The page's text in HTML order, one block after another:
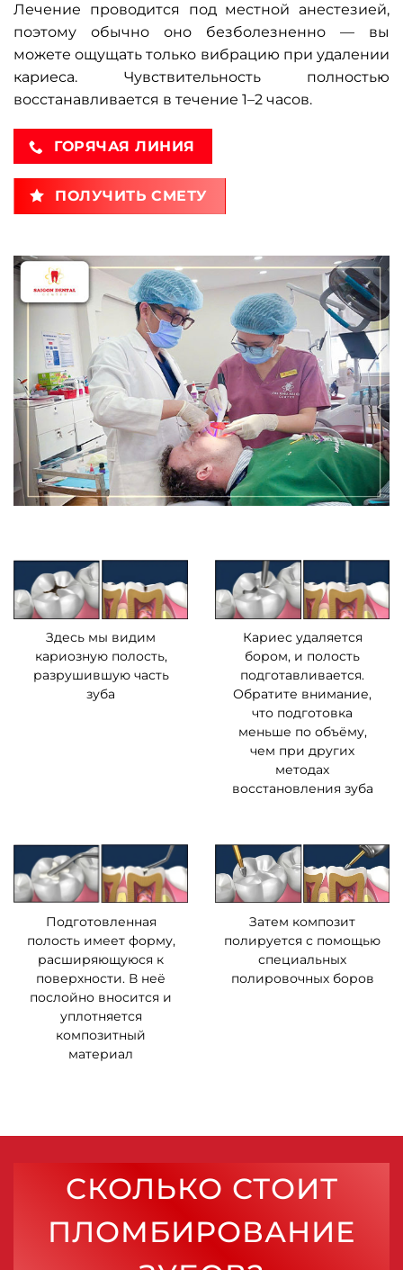
Лечение проводится под местной анестезией,
поэтому обычно оно безболезненно — вы
можете ощущать только вибрацию при удалении
кариеса. Чувствительность полностью
восстанавливается в течение 1–2 часов.
ГОРЯЧАЯ ЛИНИЯ
ПОЛУЧИТЬ СМЕТУ
Здесь мы видим
кариозную полость,
разрушившую часть
зуба
Кариес удаляется
бором, и полость
подготавливается.
Обратите внимание,
что подготовка
меньше по объёму,
чем при других
методах
восстановления зуба
Подготовленная
полость имеет форму,
расширяющуюся к
поверхности. В неё
послойно вносится и
уплотняется
композитный
материал
Затем композит
полируется с помощью
специальных
полировочных боров
СКОЛЬКО СТОИТ
ПЛОМБИРОВАНИЕ